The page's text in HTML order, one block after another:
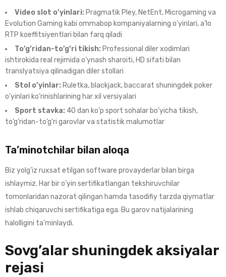
Video slot o’yinlari: Pragmatik Pley, NetEnt, Microgaming va
Evolution Gaming kabi ommabop kompaniyalarning o’yinlari, a’lo
RTP koeffitsiyentlari bilan farq qiladi
To’g’ridan-to’g’ri tikish: Professional diler xodimlari
ishtirokida real rejimida o’ynash sharoiti, HD sifati bilan
translyatsiya qilinadigan diler stollari
Stol o’yinlar: Ruletka, blackjack, baccarat shuningdek poker
o’yinlari ko’rinishlarining har xil versiyalari
Sport stavka: 40 dan ko’p sport sohalar bo’yicha tikish,
to’g’ridan-to’g’ri garovlar va statistik malumotlar
Ta’minotchilar bilan aloqa
Biz yolg’iz ruxsat etilgan software provayderlar bilan birga
ishlaymiz. Har bir o’yin sertifikatlangan tekshiruvchilar
tomonlaridan nazorat qilingan hamda tasodifiy tarzda qiymatlar
ishlab chiqaruvchi sertifikatiga ega. Bu garov natijalarining
halolligini ta’minlaydi.
Sovg’alar shuningdek aksiyalar
rejasi